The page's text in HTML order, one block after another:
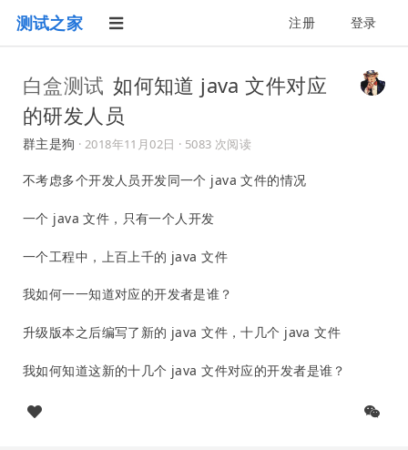
测试之家 注册 登录
白盒测试 如何知道 java 文件对应
的研发人员
群主是狗 · 2018年11月02日 · 5083 次阅读
不考虑多个开发人员开发同一个 java 文件的情况
一个 java 文件，只有一个人开发
一个工程中，上百上千的 java 文件
我如何一一知道对应的开发者是谁？
升级版本之后编写了新的 java 文件，十几个 java 文件
我如何知道这新的十几个 java 文件对应的开发者是谁？